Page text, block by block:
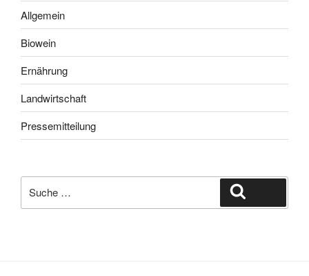
Allgemein
Biowein
Ernährung
Landwirtschaft
Pressemitteilung
nach: